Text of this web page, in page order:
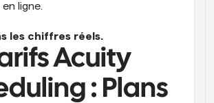
ligne.
les chiffres réels.
Acuity
: Plans